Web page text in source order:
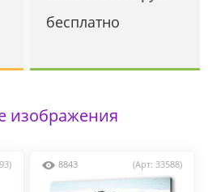
бесплатно
изображения
8843 (Арт: 33588)